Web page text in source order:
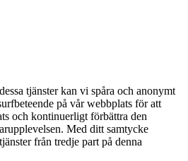
tjänster kan vi spåra och anonymt
på vår webbplats för att
och kontinuerligt förbättra den
Med ditt samtycke
från tredje part på denna